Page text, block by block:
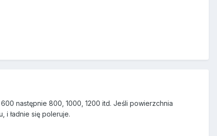
następnie 800, 1000, 1200 itd. Jeśli powierzchnia
i ładnie się poleruje.